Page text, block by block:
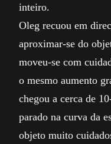
inteiro.
Oleg recuou em
aproximar-se do
moveu-se com
o mesmo aumento
chegou a cerca de
parado na curva da
objeto muito